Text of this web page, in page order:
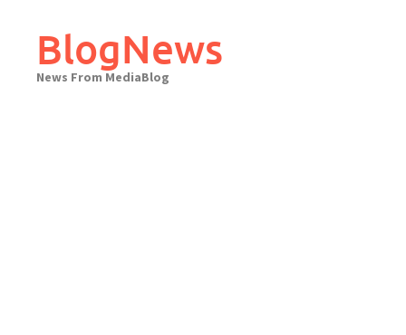
contentBlogNews
News From MediaBlog